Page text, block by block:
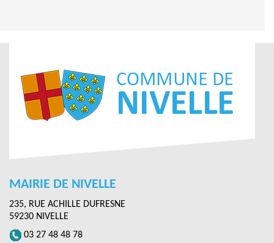
MAIRIE DE NIVELLE
235, RUE ACHILLE DUFRESNE
59230 NIVELLE
03 27 48 48 78